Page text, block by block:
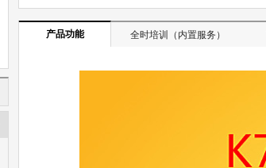
产品功能 全时培训（内置服务）